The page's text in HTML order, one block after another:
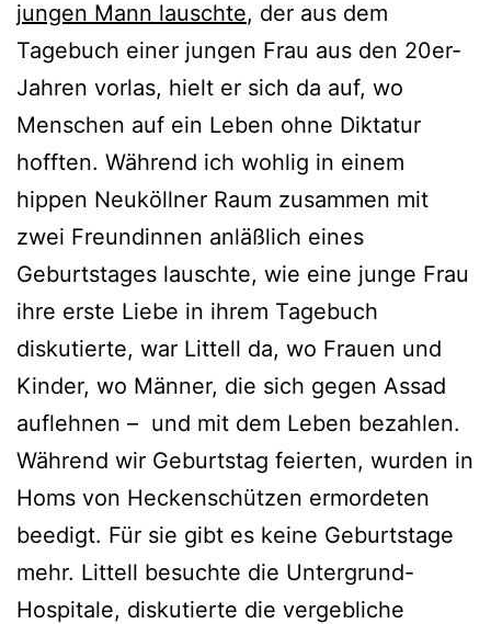
jungen Mann lauschte, der aus dem
Tagebuch einer jungen Frau aus den 20er-
Jahren vorlas, hielt er sich da auf, wo
Menschen auf ein Leben ohne Diktatur
hofften. Während ich wohlig in einem
hippen Neuköllner Raum zusammen mit
zwei Freundinnen anläßlich eines
Geburtstages lauschte, wie eine junge Frau
ihre erste Liebe in ihrem Tagebuch
diskutierte, war Littell da, wo Frauen und
Kinder, wo Männer, die sich gegen Assad
auflehnen – und mit dem Leben bezahlen.
Während wir Geburtstag feierten, wurden in
Homs von Heckenschützen ermordeten
beedigt. Für sie gibt es keine Geburtstage
mehr. Littell besuchte die Untergrund-
Hospitale, diskutierte die vergebliche